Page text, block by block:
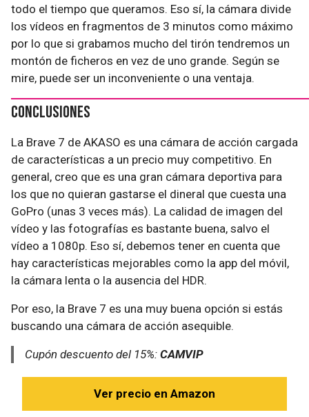
todo el tiempo que queramos. Eso sí, la cámara divide
los vídeos en fragmentos de 3 minutos como máximo
por lo que si grabamos mucho del tirón tendremos un
montón de ficheros en vez de uno grande. Según se
mire, puede ser un inconveniente o una ventaja.
Conclusiones
La Brave 7 de AKASO es una cámara de acción cargada
de características a un precio muy competitivo. En
general, creo que es una gran cámara deportiva para
los que no quieran gastarse el dineral que cuesta una
GoPro (unas 3 veces más). La calidad de imagen del
vídeo y las fotografías es bastante buena, salvo el
vídeo a 1080p. Eso sí, debemos tener en cuenta que
hay características mejorables como la app del móvil,
la cámara lenta o la ausencia del HDR.
Por eso, la Brave 7 es una muy buena opción si estás
buscando una cámara de acción asequible.
Cupón descuento del 15%: CAMVIP
Ver precio en Amazon